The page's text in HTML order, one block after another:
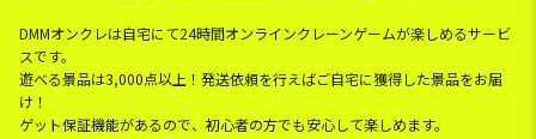
DMMオンクレは自宅にて24時間オンラインクレーンゲームが楽しめるサービ
スです。
遊べる景品は3,000点以上！発送依頼を行えばご自宅に獲得した景品をお届
け！
ゲット保証機能があるので、初心者の方でも安心して楽しめます。